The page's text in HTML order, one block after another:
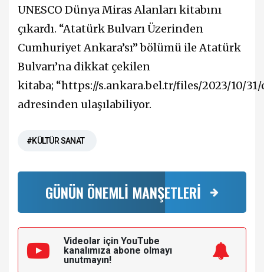
UNESCO Dünya Miras Alanları kitabını
çıkardı. “Atatürk Bulvarı Üzerinden
Cumhuriyet Ankara’sı” bölümü ile Atatürk
Bulvarı’na dikkat çekilen
kitaba; “https://s.ankara.bel.tr/files/2023/10/
adresinden ulaşılabiliyor.
#KÜLTÜR SANAT
GÜNÜN ÖNEMLİ MANŞETLERİ
Videolar için YouTube
kanalımıza abone olmayı
unutmayın!